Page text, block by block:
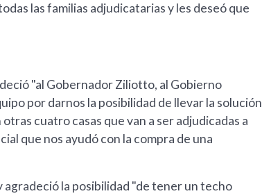
las familias adjudicatarias y les deseó que
"al Gobernador Ziliotto, al Gobierno
por darnos la posibilidad de llevar la solución
cuatro casas que van a ser adjudicadas a
que nos ayudó con la compra de una
agradeció la posibilidad "de tener un techo